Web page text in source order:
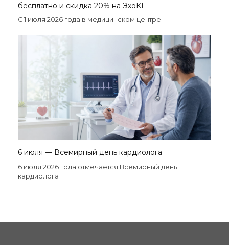
бесплатно и скидка 20% на ЭхоКГ
С 1 июля 2026 года в медицинском центре
6 июля — Всемирный день кардиолога
6 июля 2026 года отмечается Всемирный день
кардиолога